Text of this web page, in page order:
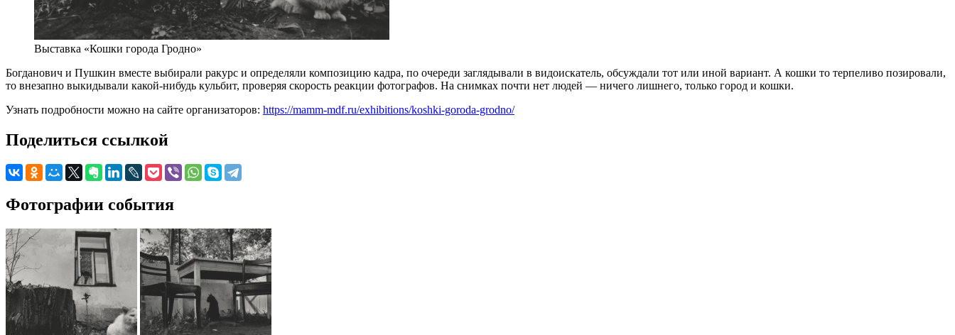
Выставка «Кошки города Гродно»
Богданович и Пушкин вместе выбирали ракурс и определяли композицию кадра, по очереди заглядывали в видоискатель, обсуждали тот или иной вариант. А кошки то терпеливо позировали,
то внезапно выкидывали какой-нибудь кульбит, проверяя скорость реакции фотографов. На снимках почти нет людей — ничего лишнего, только город и кошки.
Узнать подробности можно на сайте организаторов: https://mamm-mdf.ru/exhibitions/koshki-goroda-grodno/
Поделиться ссылкой
Фотографии события